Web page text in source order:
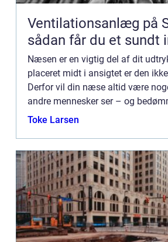
Ventilationsanlæg på
sådan får du et sundt
Næsen er en vigtig del af dit
placeret midt i ansigtet er den
Derfor vil din næse altid være
andre mennesker ser – og
kan således godt være svært at
Toke Larsen